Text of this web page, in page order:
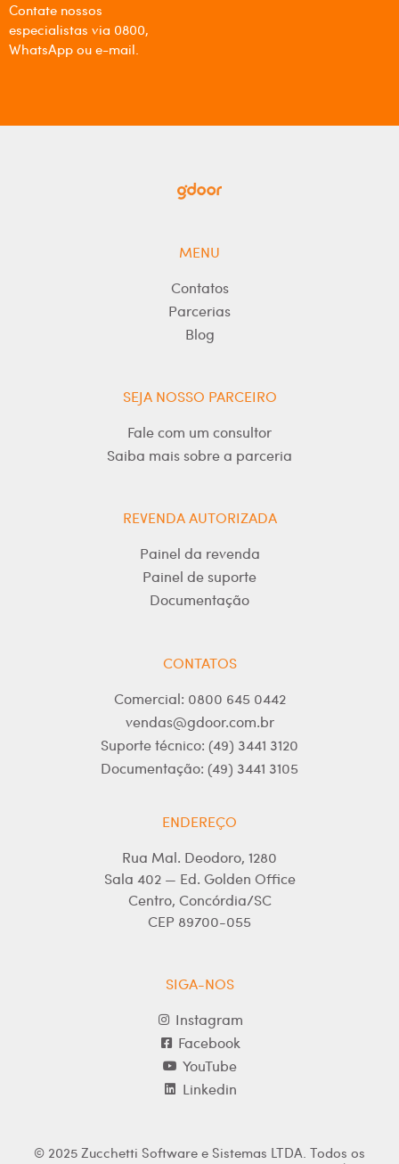
Contate nossos
especialistas via 0800,
WhatsApp ou e-mail.
MENU
Contatos
Parcerias
Blog
SEJA NOSSO PARCEIRO
Fale com um consultor
Saiba mais sobre a parceria
REVENDA AUTORIZADA
Painel da revenda
Painel de suporte
Documentação
CONTATOS
Comercial: 0800 645 0442
vendas@gdoor.com.br
Suporte técnico: (49) 3441 3120
Documentação: (49) 3441 3105
ENDEREÇO
Rua Mal. Deodoro, 1280
Sala 402 — Ed. Golden Office
Centro, Concórdia/SC
CEP 89700-055
SIGA-NOS
Instagram
Facebook
YouTube
Linkedin
© 2025 Zucchetti Software e Sistemas LTDA. Todos os